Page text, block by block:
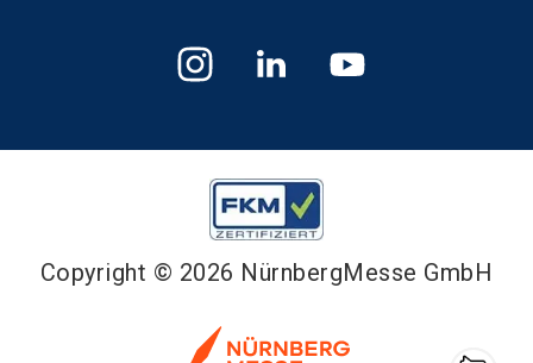
Copyright © 2026 NürnbergMesse GmbH